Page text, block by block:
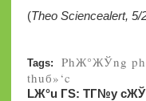
(Theo Sciencealert, 5/
Tags:
PhЖ°ЖЎng
thuб»‘c
LЖ°u ГЅ: TГ№y cЖЎ